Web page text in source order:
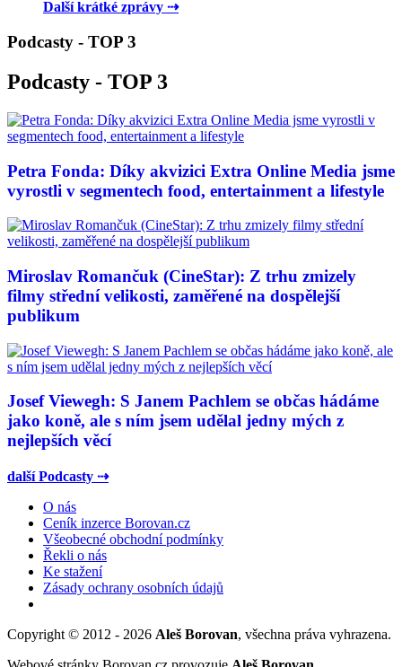
Další krátké zprávy ⇢
Podcasty - TOP 3
Podcasty - TOP 3
Petra Fonda: Díky akvizici Extra Online Media jsme
vyrostli v segmentech food, entertainment a lifestyle
Miroslav Romančuk (CineStar): Z trhu zmizely
filmy střední velikosti, zaměřené na dospělejší
publikum
Josef Viewegh: S Janem Pachlem se občas hádáme
jako koně, ale s ním jsem udělal jedny mých z
nejlepších věcí
další Podcasty ⇢
O nás
Ceník inzerce Borovan.cz
Všeobecné obchodní podmínky
Řekli o nás
Ke stažení
Zásady ochrany osobních údajů
Copyright © 2012 - 2026 Aleš Borovan, všechna práva vyhrazena.